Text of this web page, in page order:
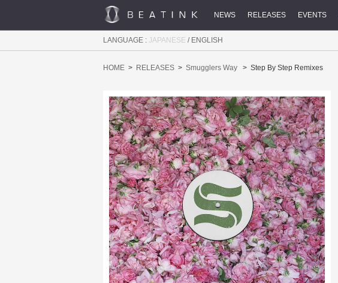
NEWS RELEASES EVENTS
LANGUAGE : JAPANESE / ENGLISH
HOME RELEASES Smugglers Way Step By Step Remixes